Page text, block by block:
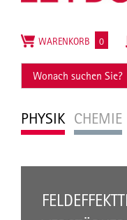
PHYSIK CHEMIE
WARENKORB 0